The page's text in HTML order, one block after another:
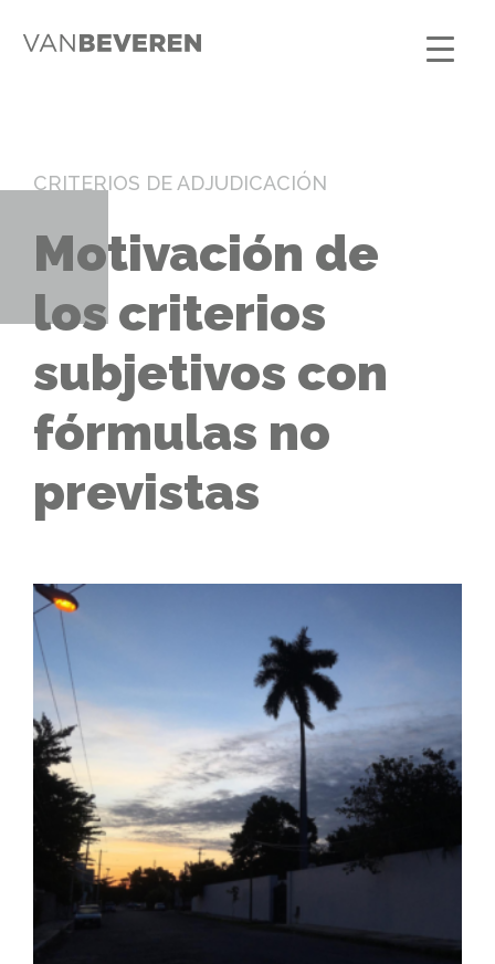
CRITERIOS DE ADJUDICACIÓN
Motivación de
los criterios
subjetivos con
fórmulas no
previstas